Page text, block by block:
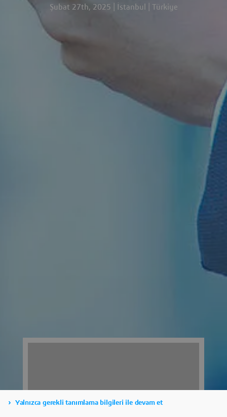
Şubat 27th, 2025 | İstanbul | Türkiye
Yalnızca gerekli tanımlama bilgileri ile devam et